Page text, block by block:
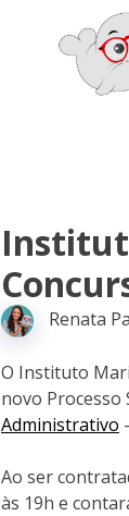
Renata
O Instituto
novo Processo
Administrativo
Ao ser
às 19h e